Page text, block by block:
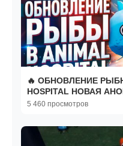
🔥 ОБНОВЛЕНИЕ
HOSPITAL НОВАЯ
ЖИВОТНЫХ АНОМАЛИЯ
5 460 просмотров